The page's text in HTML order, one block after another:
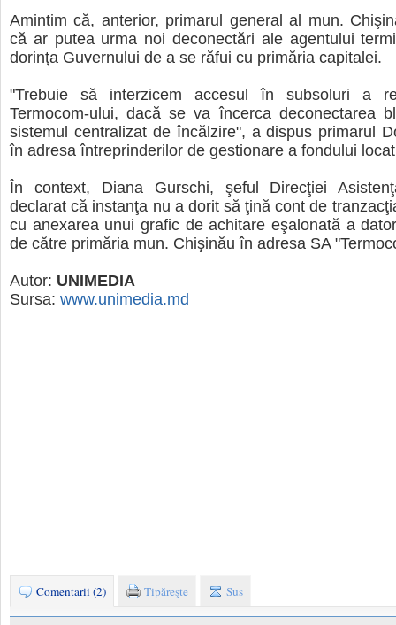
Amintim că, anterior, primarul general al mun.
că ar putea urma noi deconectări ale agentului
dorinţa Guvernului de a se răfui cu primăria capitalei.
"Trebuie să interzicem accesul în subsoluri a
Termocom-ului, dacă se va încerca deconectarea
sistemul centralizat de încălzire", a dispus primarul
în adresa întreprinderilor de gestionare a fondului
În context, Diana Gurschi, şeful Direcţiei
declarat că instanţa nu a dorit să ţină cont de
cu anexarea unui grafic de achitare eşalonată a
de către primăria mun. Chişinău în adresa SA
Autor: UNIMEDIA
Sursa: www.unimedia.md
Comentarii (2) Tipăreşte Sus